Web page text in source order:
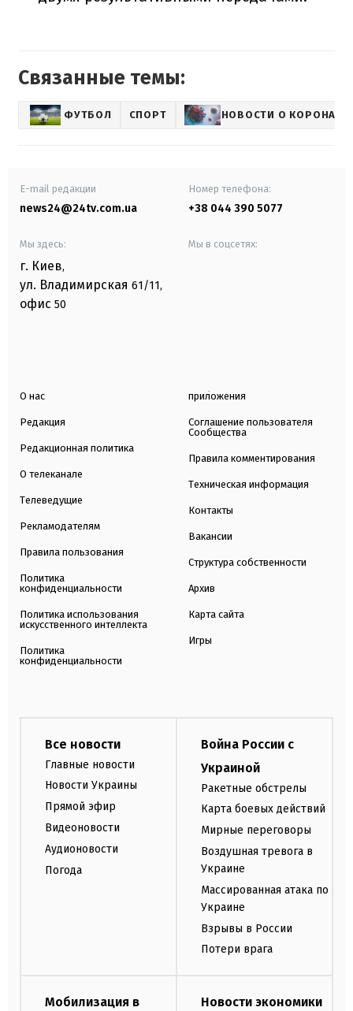
Связанные темы:
ФУТБОЛ СПОРТ НОВОСТИ О
E-mail редакции
news24@24tv.com.ua
Номер телефона:
+38 044 390 5077
Мы здесь:
г. Киев,
ул. Владимирская 61/11,
офис 50
Мы в соцсетях:
О нас
Редакция
Редакционная политика
О телеканале
Телеведущие
Рекламодателям
Правила пользования
Политика
конфиденциальности
Политика использования
искусственного интеллекта
Политика
конфиденциальности
приложения
Соглашение пользователя
Сообщества
Правила комментирования
Техническая информация
Контакты
Вакансии
Структура собственности
Архив
Карта сайта
Игры
Все новости
Главные новости
Новости Украины
Прямой эфир
Видеоновости
Аудионовости
Погода
Война России с
Украиной
Ракетные обстрелы
Карта боевых действий
Мирные переговоры
Воздушная тревога в
Украине
Массированная атака по
Украине
Взрывы в России
Потери врага
Мобилизация в
Новости экономики